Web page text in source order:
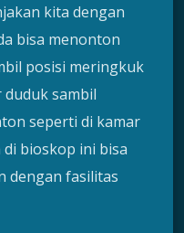
kita dengan
bisa menonton
posisi meringkuk
sambil
seperti di kamar
bioskop ini bisa
dengan fasilitas